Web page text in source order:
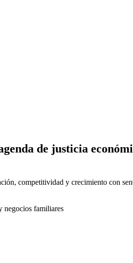
de justicia
competitividad y crecimiento con
negocios familiares